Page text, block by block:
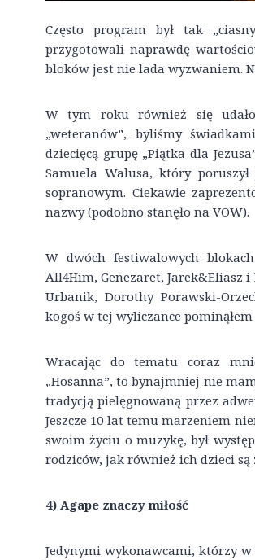
Często program był tak
przygotowali naprawdę
bloków jest nie lada wyzwaniem.
W tym roku również się
„weteranów”, byliśmy
dziecięcą grupę „Piątka dla
Samuela Walusa, który
sopranowym. Ciekawie
nazwy (podobno stanęło na VOW).
W dwóch festiwalowych
All4Him, Genezaret, Jarek&Eliasz
Urbanik, Dorothy Porawski-
kogoś w tej wyliczance
Wracając do tematu coraz
„Hosanna”, to bynajmniej nie
tradycją pielęgnowaną przez
Jeszcze 10 lat temu marzeniem
swoim życiu o muzykę, był
rodziców, jak również ich dzieci są
4) Agape znaczy miłość
Jedynymi wykonawcami, którzy